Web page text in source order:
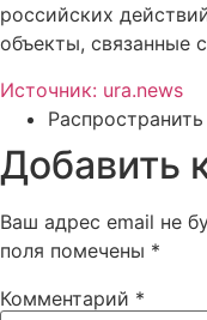
российских
объекты, связанные
Источник: ura.news
Распространить
Добавить
Ваш адрес email не
поля помечены *
Комментарий *